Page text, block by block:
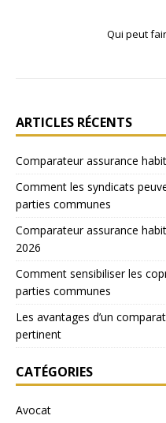
Qui peut
ARTICLES RÉCENTS
Comparateur assurance
Comment les syndicats
parties communes
Comparateur assurance
2026
Comment sensibiliser les
parties communes
Les avantages d’un
pertinent
CATÉGORIES
Avocat